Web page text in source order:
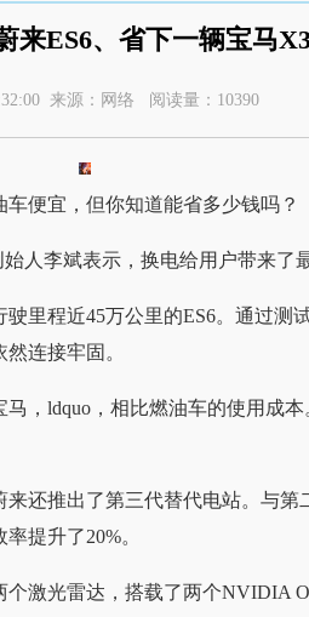
来ES6、省下一辆宝马
来源：网络 阅读量：10390
便宜，但你知道能省多少钱吗？
人李斌表示，换电给用户带来了
里程近45万公里的ES6。通过测
连接牢固。
，ldquo，相比燃油车的使用成
还推出了第三代替代电站。与第
提升了20%。
激光雷达，搭载了两个NVIDIA